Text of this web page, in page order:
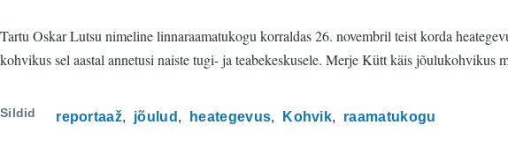
Tartu Oskar Lutsu nimeline linnaraamatukogu korraldas 26. novembril teist korda
kohvikus sel aastal annetusi naiste tugi- ja teabekeskusele. Merje Kütt käis jõulukohvikus
Sildid reportaaž jõulud heategevus Kohvik raamatukogu